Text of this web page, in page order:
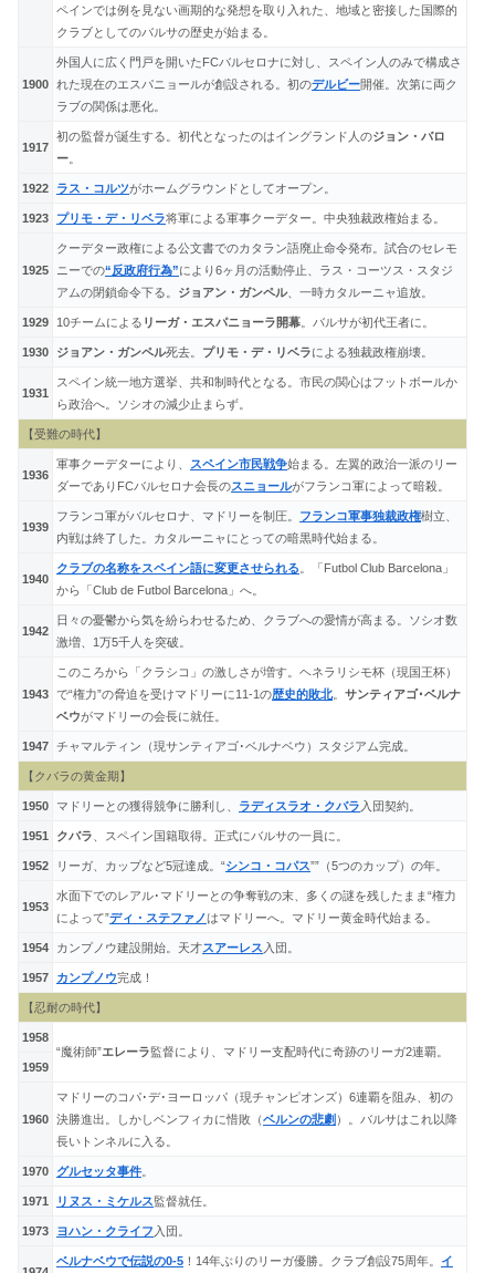
ペインでは例を見ない画期的な発想を取り入れた、地域と密接した国際的
クラブとしてのバルサの歴史が始まる。
1900
外国人に広く門戸を開いたFCバルセロナに対し、スペイン人のみで構成さ
れた現在のエスパニョールが創設される。初のデルビー開催。次第に両ク
ラブの関係は悪化。
1917
初の監督が誕生する。初代となったのはイングランド人のジョン・バロ
ー
1922 ラス・コルツがホームグラウンドとしてオープン。
1923 プリモ・デ・リベラ将軍による軍事クーデター。中央独裁政権始まる。
1925
クーデター政権による公文書でのカタラン語廃止命令発布。試合のセレモ
ニーでの“反政府行為”により6ヶ月の活動停止、ラス・コーツス・スタジ
アムの閉鎖命令下る。 ジョアン・ガンペル、一時カタルーニャ追放。
1929 10チームによる リーガ・エスパニョーラ開幕 。バルサが初代王者に。
1930 ジョアン・ガンペル死去。 プリモ・デ・リベラによる独裁政権崩壊。
1931
スペイン統一地方選挙、共和制時代となる。市民の関心はフットボールか
ら政治へ。ソシオの減少止まらず。
【受難の時代】
1936
軍事クーデターにより、 スペイン市民戦争始まる。左翼的政治一派のリー
ダーでありFCバルセロナ会長のスニョールがフランコ軍によって暗殺。
1939
フランコ軍がバルセロナ、マドリーを制圧。 フランコ軍事独裁政権樹立、
内戦は終了した。カタルーニャにとっての暗黒時代始まる。
1940
クラブの名称をスペイン語に変更させられる 。「Futbol Club Barcelona」
から「Club de Futbol Barcelona」へ。
1942
日々の憂鬱から気を紛らわせるため、クラブへの愛情が高まる。ソシオ数
激増、1万5千人を突破。
1943
このころから「クラシコ」の激しさが増す。ヘネラリシモ杯（現国王杯）
で“権力”の脅迫を受けマドリーに11-1の歴史的敗北。 サンティアゴ･ベルナ
ベウがマドリーの会長に就任。
1947 チャマルティン（現サンティアゴ･ベルナベウ）スタジアム完成。
【クバラの黄金期】
1950 マドリーとの獲得競争に勝利し、 ラディスラオ・クバラ 入団契約。
1951 クバラ 、スペイン国籍取得。正式にバルサの一員に。
1952 リーガ、カップなど5冠達成。“シンコ・コパス””（5つのカップ）の年。
1953
水面下でのレアル･マドリーとの争奪戦の末、多くの謎を残したまま“権力
によって”ディ・ステファノはマドリーへ。マドリー黄金時代始まる。
1954 カンプノウ建設開始。天才スアーレス 入団。
1957 カンプノウ完成！
【忍耐の時代】
1958
“魔術師”エレーラ監督により、マドリー支配時代に奇跡のリーガ2連覇。
1959
1960
マドリーのコパ･デ･ヨーロッパ（現チャンピオンズ）6連覇を阻み、初の
決勝進出。しかしベンフィカに惜敗（ベルンの悲劇 ）。バルサはこれ以降
長いトンネルに入る。
1970 グルセッタ事件
1971 リヌス・ミケルス監督就任。
1973 ヨハン・クライフ 入団。
ベルナベウで伝説の0-5 ！14年ぶりのリーガ優勝。クラブ創設75周年。 イ